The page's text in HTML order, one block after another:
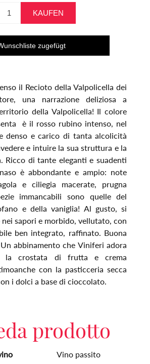
il Recioto della Valpolicella dei
una narrazione deliziosa a
della Valpolicella! Il colore
è il rosso rubino intenso, nel
denso e carico di tanta alcolicità
e intuire la sua struttura e la
Ricco di tante eleganti e suadenti
è abbondante e ampio: note
e ciliegia macerate, prugna
immancabili sono quelle del
e della vaniglia! Al gusto, si
nei sapori e morbido, vellutato, con
ben integrato, raffinato. Buona
abbinamento che Viniferi adora
la crostata di frutta e crema
con la pasticceria secca
i dolci a base di cioccolato.
prodotto
Vino passito